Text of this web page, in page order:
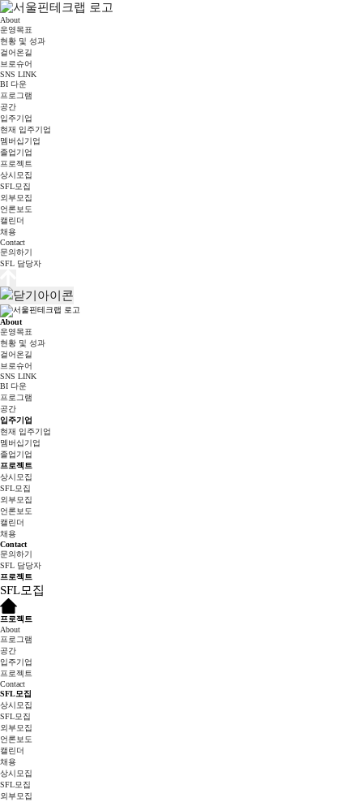
About
운영목표
현황 및 성과
걸어온길
브로슈어
SNS LINK
BI 다운
프로그램
공간
입주기업
현재 입주기업
멤버십기업
졸업기업
프로젝트
상시모집
SFL모집
외부모집
언론보도
캘린더
채용
Contact
문의하기
SFL 담당자
About
운영목표
현황 및 성과
걸어온길
브로슈어
SNS LINK
BI 다운
프로그램
공간
입주기업
현재 입주기업
멤버십기업
졸업기업
프로젝트
상시모집
SFL모집
외부모집
언론보도
캘린더
채용
Contact
문의하기
SFL 담당자
프로젝트
SFL모집
프로젝트
About
프로그램
공간
입주기업
프로젝트
Contact
SFL모집
상시모집
SFL모집
외부모집
언론보도
캘린더
채용
상시모집
SFL모집
외부모집